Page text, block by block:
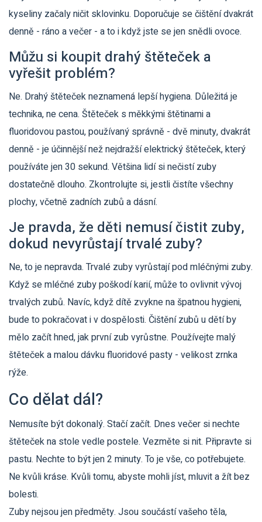
kyseliny začaly ničit sklovinku. Doporučuje se čištění dvakrát
denně - ráno a večer - a to i když jste se jen snědli ovoce.
Můžu si koupit drahý štěteček a
vyřešit problém?
Ne. Drahý štěteček neznamená lepší hygiena. Důležitá je
technika, ne cena. Štěteček s měkkými štětinami a
fluoridovou pastou, používaný správně - dvě minuty, dvakrát
denně - je účinnější než nejdražší elektrický štěteček, který
používáte jen 30 sekund. Většina lidí si nečistí zuby
dostatečně dlouho. Zkontrolujte si, jestli čistíte všechny
plochy, včetně zadních zubů a dásní.
Je pravda, že děti nemusí čistit zuby,
dokud nevyrůstají trvalé zuby?
Ne, to je nepravda. Trvalé zuby vyrůstají pod mléčnými zuby.
Když se mléčné zuby poškodí karií, může to ovlivnit vývoj
trvalých zubů. Navíc, když dítě zvykne na špatnou hygieni,
bude to pokračovat i v dospělosti. Čištění zubů u dětí by
mělo začít hned, jak první zub vyrůstne. Používejte malý
štěteček a malou dávku fluoridové pasty - velikost zrnka
rýže.
Co dělat dál?
Nemusíte být dokonalý. Stačí začít. Dnes večer si nechte
štěteček na stole vedle postele. Vezměte si nit. Připravte si
pastu. Nechte to být jen 2 minuty. To je vše, co potřebujete.
Ne kvůli kráse. Kvůli tomu, abyste mohli jíst, mluvit a žít bez
bolesti.
Zuby nejsou jen předměty. Jsou součástí vašeho těla,